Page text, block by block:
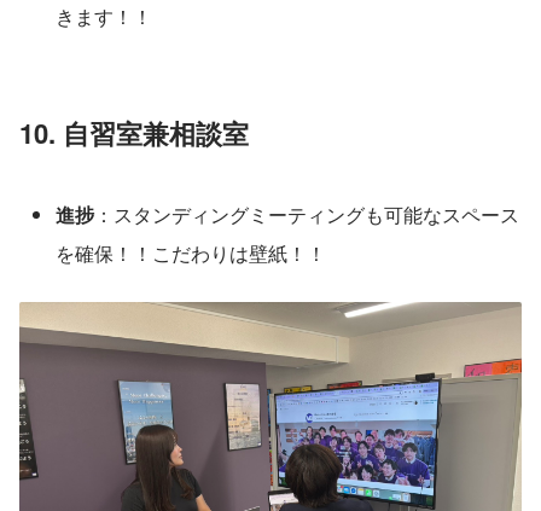
きます！！
10. 自習室兼相談室
進捗：スタンディングミーティングも可能なスペース
を確保！！こだわりは壁紙！！